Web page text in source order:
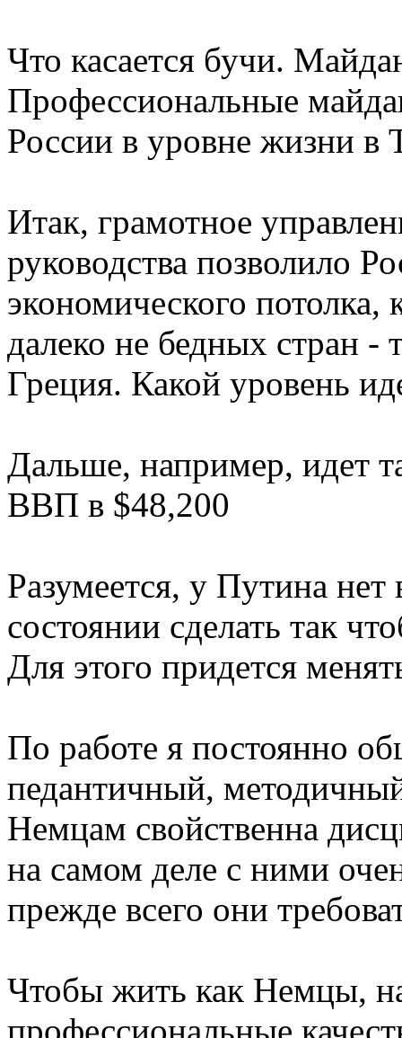
Что касается бучи.
Профессиональные
России в уровне жизни в
Итак, грамотное
руководства позволило
экономического потолка,
далеко не бедных стран -
Греция. Какой уровень
Дальше, например, идет
ВВП в $48,200
Разумеется, у Путина
состоянии сделать так
Для этого придется
По работе я постоянно
педантичный,
Немцам свойственна
на самом деле с ними
прежде всего они
Чтобы жить как Немцы,